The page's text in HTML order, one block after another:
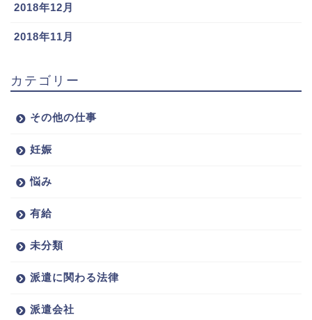
2018年12月
2018年11月
カテゴリー
その他の仕事
妊娠
悩み
有給
未分類
派遣に関わる法律
派遣会社